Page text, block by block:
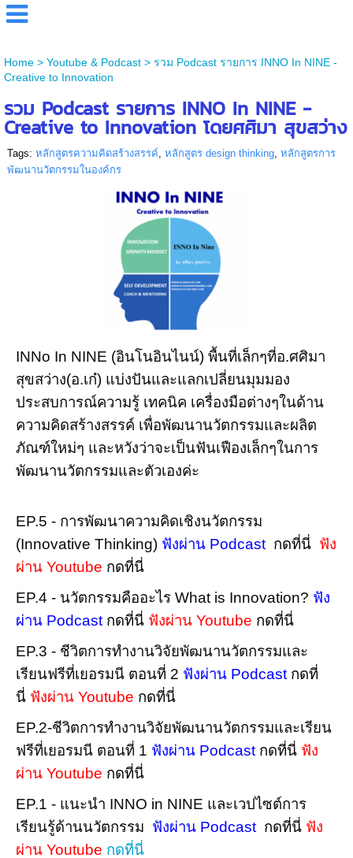
Home> Youtube & Podcast> รวม Podcast รายการ INNO In NINE -
Creative to Innovation
รวม Podcast รายการ INNO In NINE -
Creative to Innovation โดยศศิมา สุขสว่าง
Tags: หลักสูตรความคิดสร้างสรรค์, หลักสูตร design thinking, หลักสูตรการ
พัฒนานวัตกรรมในองค์กร
INNo In NINE (อินโนอินไนน์) พื้นที่เล็กๆที่อ.ศศิมา
สุขสว่าง(อ.เก๋) แบ่งปันและแลกเปลี่ยนมุมมอง
ประสบการณ์ความรู้ เทคนิค เครื่องมือต่างๆในด้าน
ความคิดสร้างสรรค์ เพื่อพัฒนานวัตกรรมและผลิต
ภัณฑ์ใหม่ๆ และหวังว่าจะเป็นฟันเฟืองเล็กๆในการ
พัฒนานวัตกรรมและตัวเองค่ะ
EP.5 - การพัฒนาความคิดเชิงนวัตกรรม
(Innovative Thinking) ฟังผ่าน Podcast กดที่นี่ ฟัง
ผ่าน Youtube กดที่นี่
EP.4 - นวัตกรรมคืออะไร What is Innovation? ฟัง
ผ่าน Podcast กดที่นี่ ฟังผ่าน Youtube กดที่นี่
EP.3 - ชีวิตการทำงานวิจัยพัฒนานวัตกรรมและ
เรียนฟรีที่เยอรมนี ตอนที่ 2 ฟังผ่าน Podcast กดที่
นี่ ฟังผ่าน Youtube กดที่นี่
EP.2-ชีวิตการทำงานวิจัยพัฒนานวัตกรรมและเรียน
ฟรีที่เยอรมนี ตอนที่ 1 ฟังผ่าน Podcast กดที่นี่ ฟัง
ผ่าน Youtube กดที่นี่
EP.1 - แนะนำ INNO in NINE และเวปไซต์การ
เรียนรู้ด้านนวัตกรรม ฟังผ่าน Podcast กดที่นี่ ฟัง
ผ่าน Youtube กดที่นี่